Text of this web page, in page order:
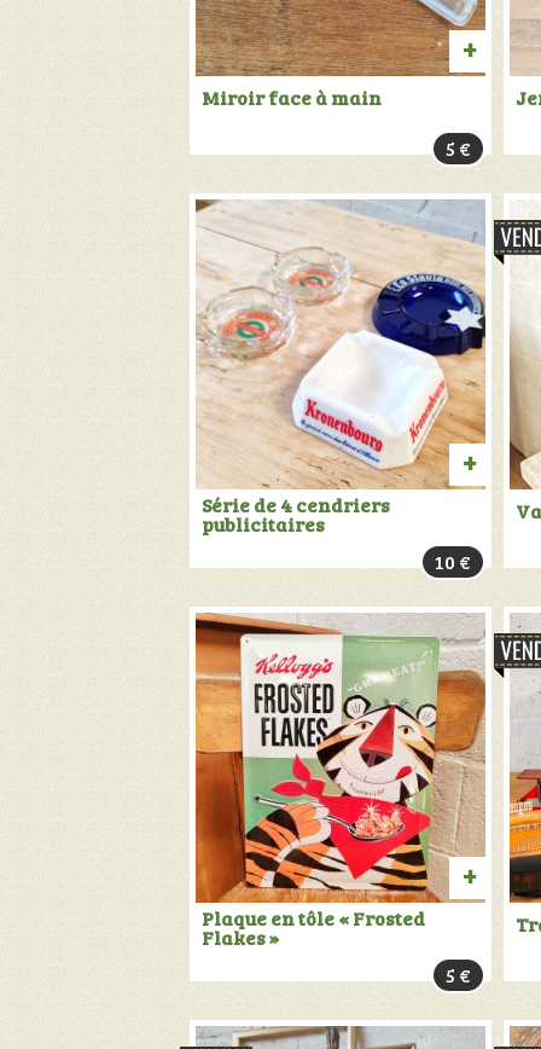
PANIER
Miroir face à main
5 €
PANIER
Série de 4 cendriers
publicitaires
10 €
PANIER
Plaque en tôle « Frosted
Flakes »
5 €